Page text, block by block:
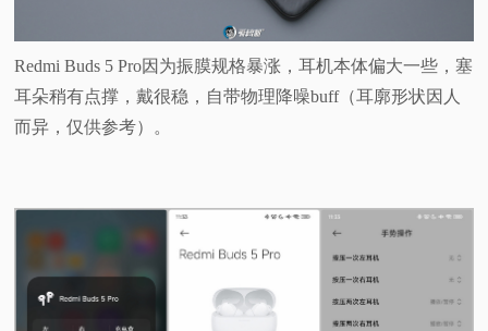
Redmi Buds 5 Pro因为振膜规格暴涨，耳机本体偏大一些，塞
耳朵稍有点撑，戴很稳，自带物理降噪buff（耳廓形状因人
而异，仅供参考）。